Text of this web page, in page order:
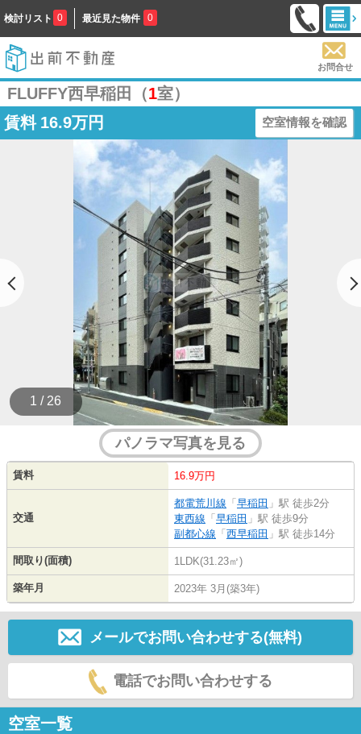
検討リスト 0 最近見た物件 0
お問合せ
FLUFFY西早稲田（1室）
賃料 16.9万円 空室情報を確認
1 / 26
パノラマ写真を見る
賃料 16.9万円
交通
都電荒川線 「 早稲田 」駅 徒歩2分
東西線 「 早稲田 」駅 徒歩9分
副都心線 「 西早稲田 」駅 徒歩14分
間取り(面積) 1LDK(31.23㎡)
築年月 2023年 3月(築3年)
メールでお問い合わせする(無料)
電話でお問い合わせする
空室一覧